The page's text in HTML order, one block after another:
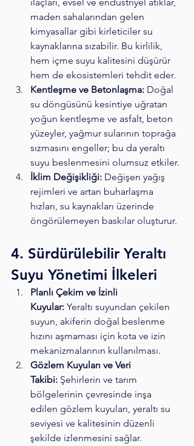
maden sahalarından gelen
kimyasallar gibi kirleticiler su
kaynaklarına sızabilir. Bu kirlilik,
hem içme suyu kalitesini düşürür
hem de ekosistemleri tehdit eder.
Kentleşme ve Betonlaşma: Doğal
su döngüsünü kesintiye uğratan
yoğun kentleşme ve asfalt, beton
yüzeyler, yağmur sularının toprağa
sızmasını engeller; bu da yeraltı
suyu beslenmesini olumsuz etkiler.
İklim Değişikliği: Değişen yağış
rejimleri ve artan buharlaşma
hızları, su kaynakları üzerinde
öngörülemeyen baskılar oluşturur.
4. Sürdürülebilir Yeraltı
Suyu Yönetimi İlkeleri
Planlı Çekim ve İzinli
Kuyular: Yeraltı suyundan çekilen
suyun, akiferin doğal beslenme
hızını aşmaması için kota ve izin
mekanizmalarının kullanılması.
Gözlem Kuyuları ve Veri
Takibi: Şehirlerin ve tarım
bölgelerinin çevresinde inşa
edilen gözlem kuyuları, yeraltı su
seviyesi ve kalitesinin düzenli
şekilde izlenmesini sağlar.